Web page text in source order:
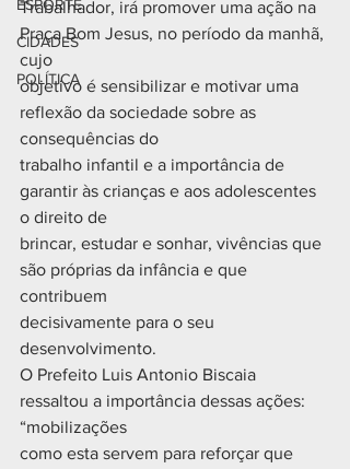
ESPORTE
CIDADES
POLÍTICA
Trabalhador, irá promover uma ação na
Praça Bom Jesus, no período da manhã,
cujo
objetivo é sensibilizar e motivar uma
reflexão da sociedade sobre as
consequências do
trabalho infantil e a importância de
garantir às crianças e aos adolescentes
o direito de
brincar, estudar e sonhar, vivências que
são próprias da infância e que
contribuem
decisivamente para o seu
desenvolvimento.
O Prefeito Luis Antonio Biscaia
ressaltou a importância dessas ações:
“mobilizações
como esta servem para reforçar que